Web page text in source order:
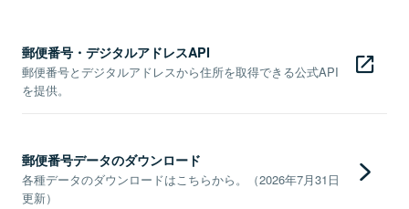
郵便番号・デジタルアドレスAPI
郵便番号とデジタルアドレスから住所を取得できる公式API
を提供。
郵便番号データのダウンロード
各種データのダウンロードはこちらから。（2026年7月31日
更新）